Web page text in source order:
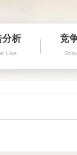
分析
Live
竞